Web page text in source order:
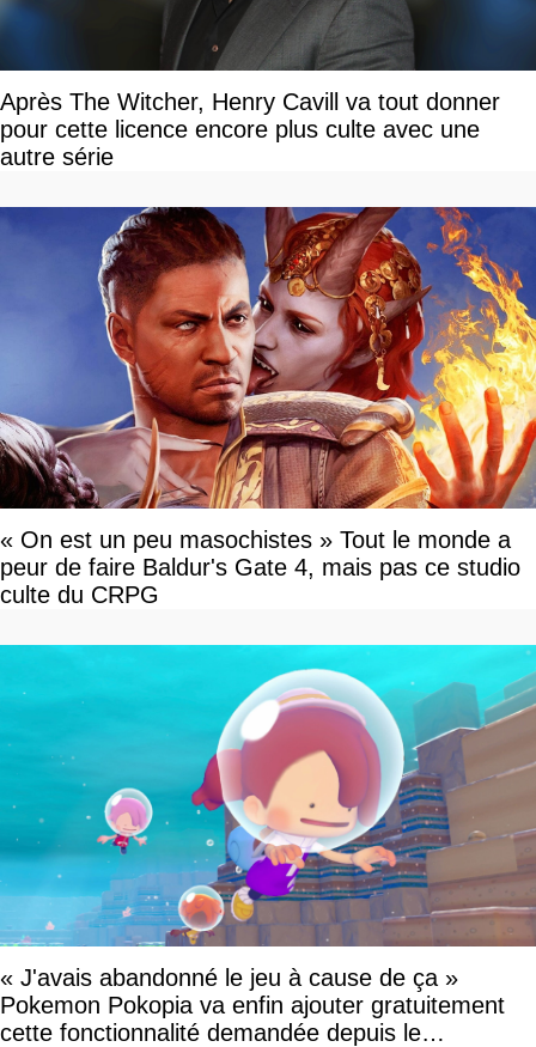
Après The Witcher, Henry Cavill va tout donner
pour cette licence encore plus culte avec une
autre série
« On est un peu masochistes » Tout le monde a
peur de faire Baldur's Gate 4, mais pas ce studio
culte du CRPG
« J'avais abandonné le jeu à cause de ça »
Pokemon Pokopia va enfin ajouter gratuitement
cette fonctionnalité demandée depuis le